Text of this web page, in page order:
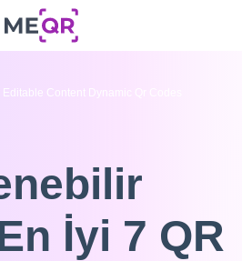
Content Dynamic Qr Codes
İyi 7 QR